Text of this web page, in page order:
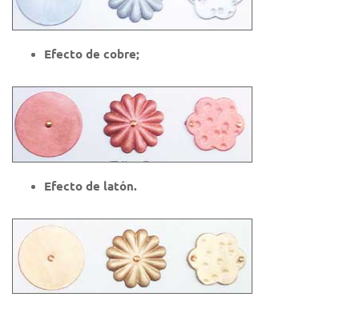
Efecto de cobre;
Efecto de latón.